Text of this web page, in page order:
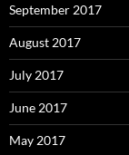
September 2017
August 2017
July 2017
June 2017
May 2017